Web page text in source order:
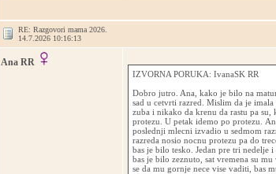
RE: Razgovori mama 2026.
14.7.2026 10:16:13
Ana RR
IZVORNA PORUKA: IvanaSK RR
Dobro jutro. Ana, kako je bilo na
sad u cetvrti razred. Mislim da je
zuba i nikako da krenu da rastu pa
protezu. U petak idemo po protezu.
poslednji mlecni izvadio u sedmom
razreda nosio nocnu protezu pa do
bas je bilo tesko. Jedan pre tri nedelje
bas je bilo zeznuto, sat vremena su
se da mu gornje nece vise vaditi, bas